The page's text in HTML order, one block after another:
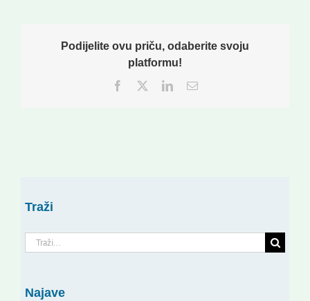
Podijelite ovu priču, odaberite svoju
platformu!
Facebook
TwitterLinkedInEmail:
Traži
Traži...
Najave